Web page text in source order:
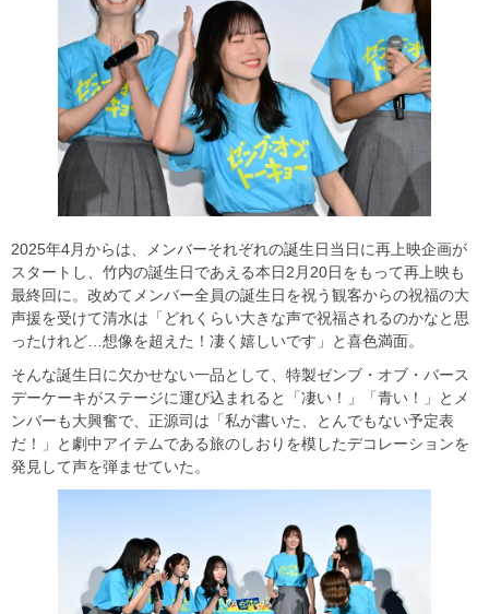
2025年4月からは、メンバーそれぞれの誕生日当日に再上映企画が
スタートし、竹内の誕生日であえる本日2月20日をもって再上映も
最終回に。改めてメンバー全員の誕生日を祝う観客からの祝福の大
声援を受けて清水は「どれくらい大きな声で祝福されるのかなと思
ったけれど…想像を超えた！凄く嬉しいです」と喜色満面。
そんな誕生日に欠かせない一品として、特製ゼンブ・オブ・バース
デーケーキがステージに運び込まれると「凄い！」「青い！」とメ
ンバーも大興奮で、正源司は「私が書いた、とんでもない予定表
だ！」と劇中アイテムである旅のしおりを模したデコレーションを
発見して声を弾ませていた。